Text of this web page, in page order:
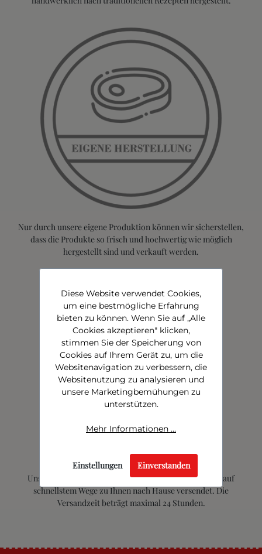
Nur durch unsere eigene Produktion können wir sicherstellen,
dass die Produkte so frisch und hochwertig wie möglich
hergestellt sind und verkauft werden.
Unsere Produkte werden sicher verpackt und gekühlt auf
schnellstem Wege zu Ihnen nach Hause versendet. Die
Versandzeit beträgt maximal 24 Stunden.
Diese Website verwendet Cookies,
um eine bestmögliche Erfahrung
bieten zu können. Wenn Sie auf „Alle
Cookies akzeptieren" klicken,
stimmen Sie der Speicherung von
Cookies auf Ihrem Gerät zu, um die
Websitenavigation zu verbessern, die
Websitenutzung zu analysieren und
unsere Marketingbemühungen zu
unterstützen.
Mehr Informationen ...
Einstellungen Einverstanden